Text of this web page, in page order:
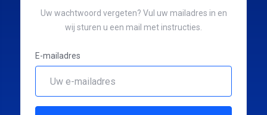
Uw wachtwoord vergeten? Vul uw mailadres in en
wij sturen u een mail met instructies.
E-mailadres